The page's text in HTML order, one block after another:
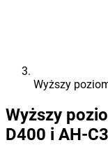
Wyższy
Wyższy
D400 i AH-